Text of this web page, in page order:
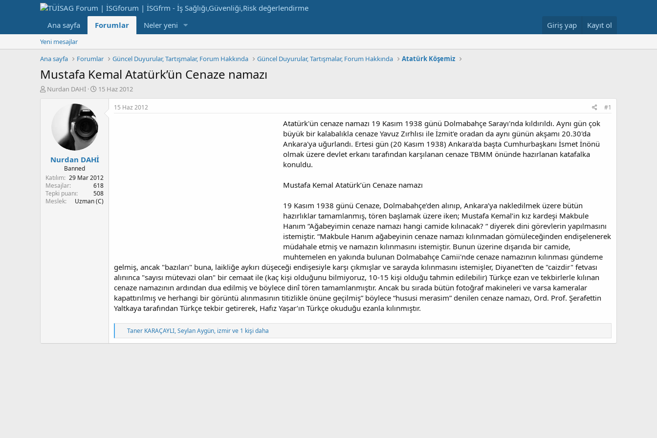
Ana sayfa Forumlar Neler yeni Giriş yap Kayıt ol
Yeni mesajlar
Ana sayfa
Forumlar Güncel Duyurular, Tartışmalar, Forum Hakkında Güncel Duyurular, Tartışmalar, Forum Hakkında Atatürk Köşemiz
Mustafa Kemal Atatürk’ün Cenaze namazı
K
l
a
t
a
Nurdan DAHİ
B
a
n
ç
a
r
i
h
15 Haz 2012
Nurdan DAHİ
Banned
Katılım 29 Mar 2012
Mesajlar
618
Tepki puanı
508
Meslek
Uzman (C)
15 Haz 2012 #1
Atatürk'ün cenaze namazı 19 Kasım 1938 günü Dolmabahçe Sarayı'nda kıldırıldı. Aynı gün çok
büyük bir kalabalıkla cenaze Yavuz Zırhlısı ile İzmit'e oradan da aynı günün akşamı 20.30'da
Ankara'ya uğurlandı. Ertesi gün (20 Kasım 1938) Ankara'da başta Cumhurbaşkanı İsmet İnönü
olmak üzere devlet erkanı tarafından karşılanan cenaze TBMM önünde hazırlanan katafalka
konuldu.
Mustafa Kemal Atatürk’ün Cenaze namazı
19 Kasım 1938 günü Cenaze, Dolmabahçe’den alınıp, Ankara’ya nakledilmek üzere bütün
hazırlıklar tamamlanmış, tören başlamak üzere iken; Mustafa Kemal’in kız kardeşi Makbule
Hanım “Ağabeyimin cenaze namazı hangi camide kılınacak? “ diyerek dini görevlerin yapılmasını
istemiştir. “Makbule Hanım ağabeyinin cenaze namazı kılınmadan gömüleceğinden endişelenerek
müdahale etmiş ve namazın kılınmasını istemiştir. Bunun üzerine dışarıda bir camide,
muhtemelen en yakında bulunan Dolmabahçe Camii'nde cenaze namazının kılınması gündeme
gelmiş, ancak "bazıları" buna, laikliğe aykırı düşeceği endişesiyle karşı çıkmışlar ve sarayda kılınmasını istemişler, Diyanet'ten de "caizdir" fetvası
alınınca "sayısı mütevazi olan" bir cemaat ile (kaç kişi olduğunu bilmiyoruz, 10-15 kişi olduğu tahmin edilebilir) Türkçe ezan ve tekbirlerle kılınan
cenaze namazının ardından dua edilmiş ve böylece dinî tören tamamlanmıştır. Ancak bu sırada bütün fotoğraf makineleri ve varsa kameralar
kapattırılmış ve herhangi bir görüntü alınmasının titizlikle önüne geçilmiş” böylece “hususi merasim” denilen cenaze namazı, Ord. Prof. Şerafettin
Yaltkaya tarafından Türkçe tekbir getirerek, Hafız Yaşar’ın Türkçe okuduğu ezanla kılınmıştır.
T
e
p
Taner KARAÇAYLI,Seylan Aygün, izmirve 1 kişi daha